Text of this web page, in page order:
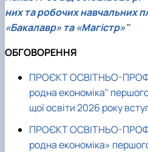
них та робочих навчальних
«Бакалавр» та «Магістр»"
ОБГОВОРЕННЯ
ПРОЄКТ ОСВІТНЬО-
родна економіка"
щої освіти 2026 року
ПРОЄКТ ОСВІТНЬО-
родна економіка»